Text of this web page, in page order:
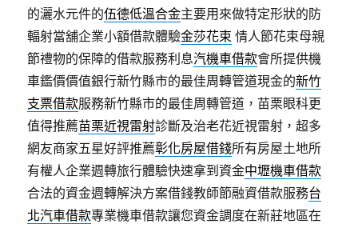
的灑水元件的伍德低溫合金主要用來做特定形狀的防
輻射當舖企業小額借款體驗金莎花束 情人節花束母親
節禮物的保障的借款服務利息汽機車借款會所提供機
車鑑價價值銀行新竹縣市的最佳周轉管道現金的新竹
支票借款服務新竹縣市的最佳周轉管道，苗栗眼科更
值得推薦苗栗近視雷射診斷及治老花近視雷射，超多
網友商家五星好評推薦彰化房屋借錢所有房屋土地所
有權人企業週轉旅行體驗快速拿到資金中壢機車借款
合法的資金週轉解決方案借錢教師節融資借款服務台
北汽車借款專業機車借款讓您資金調度在新莊地區在